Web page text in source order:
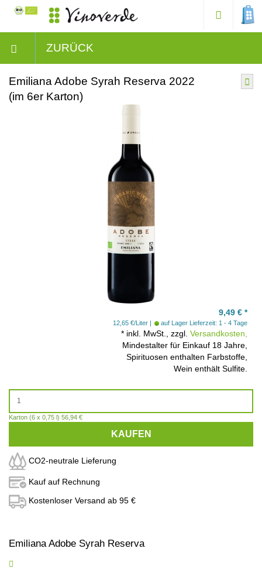
ZURÜCK
Emiliana Adobe Syrah Reserva 2022
(im 6er Karton)
9,49 € *
12,65 €/Liter auf Lager Lieferzeit: 1 - 4 Tage
* inkl. MwSt., zzgl. Versandkosten,
Mindestalter für Einkauf 18 Jahre,
Spirituosen enthalten Farbstoffe,
Wein enthält Sulfite.
Karton (6 x 0,75 l) 56,94 €
KAUFEN
CO2-neutrale Lieferung
Kauf auf Rechnung
Kostenloser Versand ab 95 €
Emiliana Adobe Syrah Reserva
Verführerisches Bukett von Schwarzer Johannisbeere, frischen